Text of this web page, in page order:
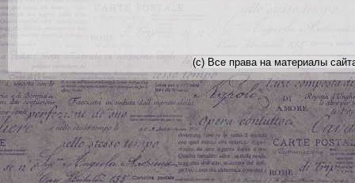
(с) Все права на материалы